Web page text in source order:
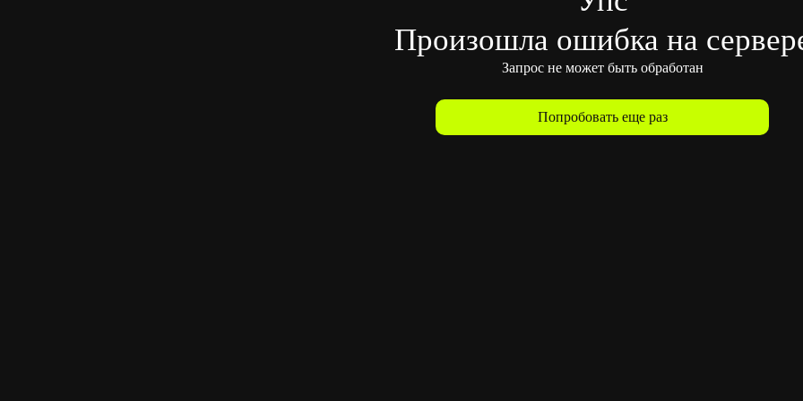
Произошла ошибка на
Запрос не может быть обработан
Попробовать еще раз